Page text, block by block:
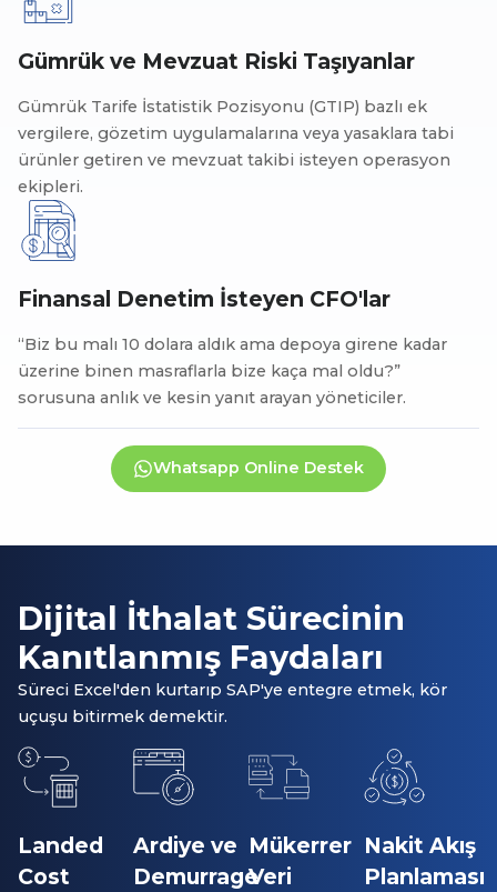
Gümrük ve Mevzuat Riski Taşıyanlar
Gümrük Tarife İstatistik Pozisyonu (GTIP) bazlı ek
vergilere, gözetim uygulamalarına veya yasaklara tabi
ürünler getiren ve mevzuat takibi isteyen operasyon
ekipleri.
Finansal Denetim İsteyen CFO'lar
“Biz bu malı 10 dolara aldık ama depoya girene kadar
üzerine binen masraflarla bize kaça mal oldu?”
sorusuna anlık ve kesin yanıt arayan yöneticiler.
Whatsapp Online Destek
Dijital İthalat Sürecinin
Kanıtlanmış Faydaları
Süreci Excel'den kurtarıp SAP'ye entegre etmek, kör
uçuşu bitirmek demektir.
Landed
Cost
Ardiye ve
Demurrage
Mükerrer
Veri
Nakit Akış
Planlaması